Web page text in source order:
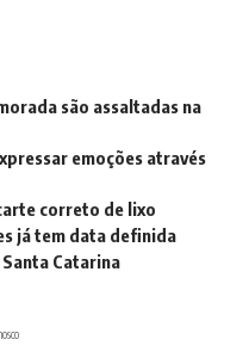
são assaltadas na
emoções através
correto de lixo
já tem data definida
Santa Catarina